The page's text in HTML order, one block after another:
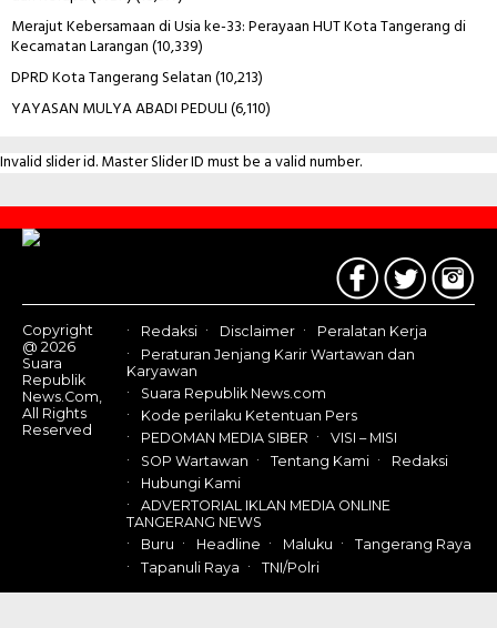
Merajut Kebersamaan di Usia ke-33: Perayaan HUT Kota Tangerang di
Kecamatan Larangan(10,339)
DPRD Kota Tangerang Selatan(10,213)
YAYASAN MULYA ABADI PEDULI(6,110)
Invalid slider id. Master Slider ID must be a valid number.
Contact
Us
Copyright
@ 2026
Suara
Republik
News.Com,
All Rights
Reserved
Redaksi Disclaimer
Peralatan Kerja
Peraturan Jenjang Karir Wartawan dan
Karyawan
Suara Republik News.com
Kode perilaku Ketentuan Pers
PEDOMAN MEDIA SIBER
VISI – MISI
SOP Wartawan
Tentang Kami
Redaksi
Hubungi Kami
ADVERTORIAL IKLAN MEDIA ONLINE
TANGERANG NEWS
Buru
Headline Maluku
Tangerang Raya
Tapanuli Raya
TNI/Polri